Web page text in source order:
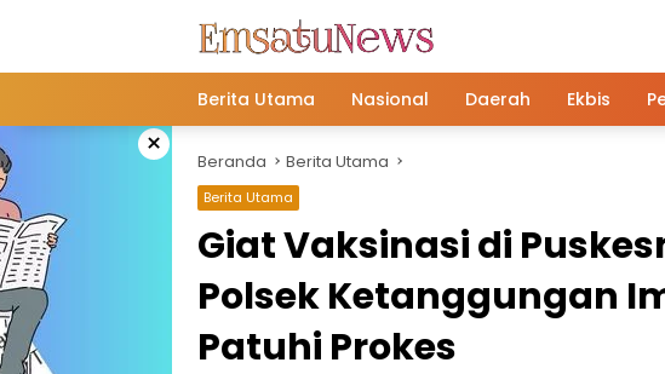
Berita Utama Nasional Daerah Ekbis
× Beranda Berita Utama
Berita Utama
Giat Vaksinasi di
Polsek Ketanggungan
Patuhi Prokes